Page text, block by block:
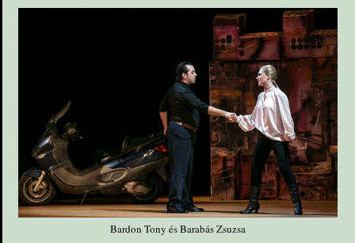
Bardon Tony és Barabás Zsuzsa